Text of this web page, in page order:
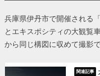
兵庫県伊丹市で開催される
とエキスポシティの大観覧
から同じ構図に収めて撮影で